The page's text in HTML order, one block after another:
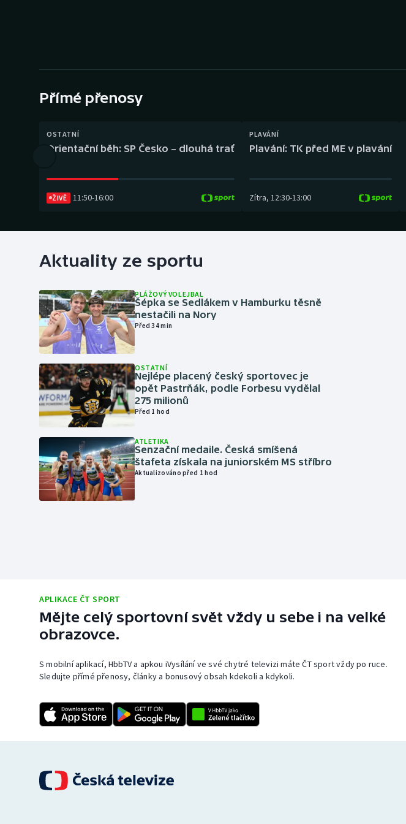
Gymnastika Plážový volejbal
Přímé přenosy
OSTATNÍ
Orientační běh: SP Česko – dlouhá trať
ŽIVĚ 11:50-16:00
PLAVÁNÍ
Plavání: TK před ME v plavání
Zítra, 12:30-13:00
Aktuality ze sportu
PLÁŽOVÝ VOLEJBAL
Šépka se Sedlákem v Hamburku těsně
nestačili na Nory
Před 34 min
OSTATNÍ
Nejlépe placený český sportovec je
opět Pastrňák, podle Forbesu vydělal
275 milionů
Před 1 hod
ATLETIKA
Senzační medaile. Česká smíšená
štafeta získala na juniorském MS stříbro
Aktualizováno před 1 hod
APLIKACE ČT SPORT
Mějte celý sportovní svět vždy u sebe i na velké
obrazovce.
S mobilní aplikací, HbbTV a apkou iVysílání ve své chytré televizi máte ČT sport vždy po ruce.
Sledujte přímé přenosy, články a bonusový obsah kdekoli a kdykoli.